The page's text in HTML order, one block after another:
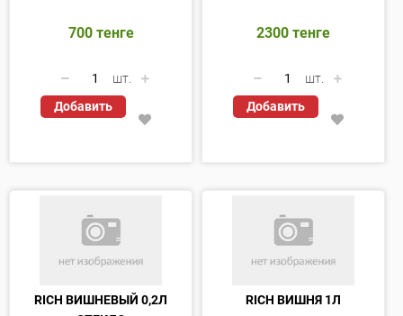
700 тенге
шт.
Добавить
2300 тенге
шт.
Добавить
RICH ВИШНЕВЫЙ 0,2Л
RICH ВИШНЯ 1Л